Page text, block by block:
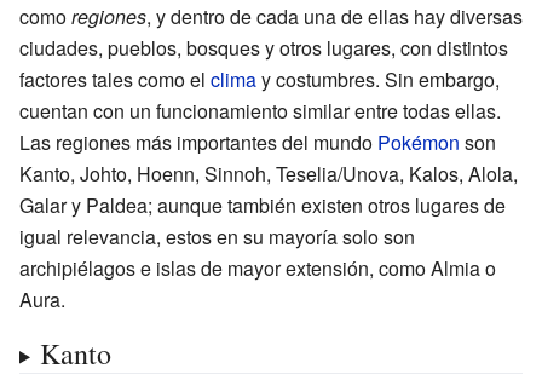
comoregiones, y dentro de cada una de ellas hay diversas
ciudades, pueblos, bosques y otros lugares, con distintos
factores tales como el climay costumbres. Sin embargo,
cuentan con un funcionamiento similar entre todas ellas.
Las regiones más importantes del mundo Pokémon son
Kanto, Johto, Hoenn, Sinnoh, Teselia/Unova, Kalos, Alola,
Galar y Paldea; aunque también existen otros lugares de
igual relevancia, estos en su mayoría solo son
archipiélagos e islas de mayor extensión, como Almia o
Aura.
Kanto